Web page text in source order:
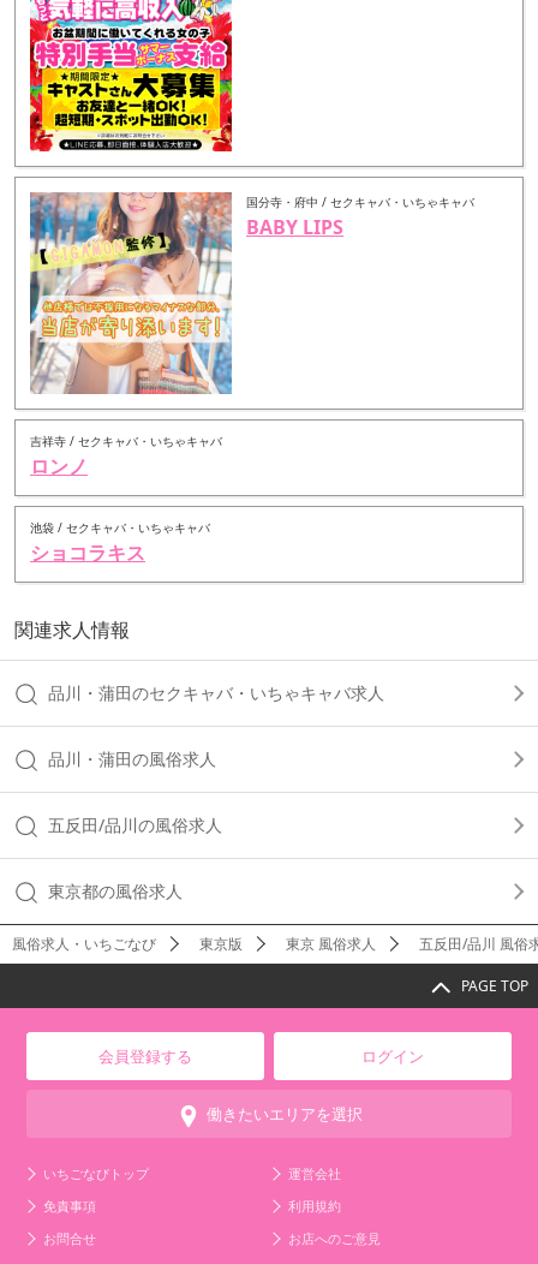
国分寺・府中 / セクキャバ・いちゃキャバ
BABY LIPS
吉祥寺 / セクキャバ・いちゃキャバ
ロンノ
池袋 / セクキャバ・いちゃキャバ
ショコラキス
関連求人情報
品川・蒲田のセクキャバ・いちゃキャバ求人
品川・蒲田の風俗求人
五反田/品川の風俗求人
東京都の風俗求人
風俗求人・いちごなび 東京版 東京 風俗求人 五反田/品川 風俗
PAGE TOP
会員登録する ログイン
働きたいエリアを選択
いちごなびトップ
運営会社
免責事項
利用規約
お問合せ
お店へのご意見